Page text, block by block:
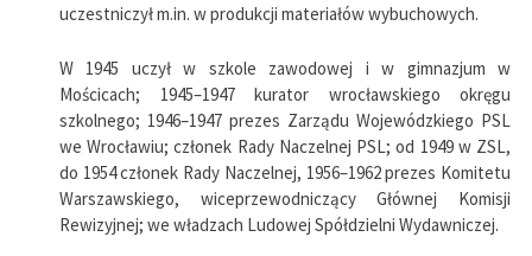
uczestniczył m.in. w produkcji materiałów wybuchowych.
W 1945 uczył w szkole zawodowej i w gimnazjum w
Mościcach; 1945–1947 kurator wrocławskiego okręgu
szkolnego; 1946–1947 prezes Zarządu Wojewódzkiego PSL
we Wrocławiu; członek Rady Naczelnej PSL; od 1949 w ZSL,
do 1954 członek Rady Naczelnej, 1956–1962 prezes Komitetu
Warszawskiego, wiceprzewodniczący Głównej Komisji
Rewizyjnej; we władzach Ludowej Spółdzielni Wydawniczej.